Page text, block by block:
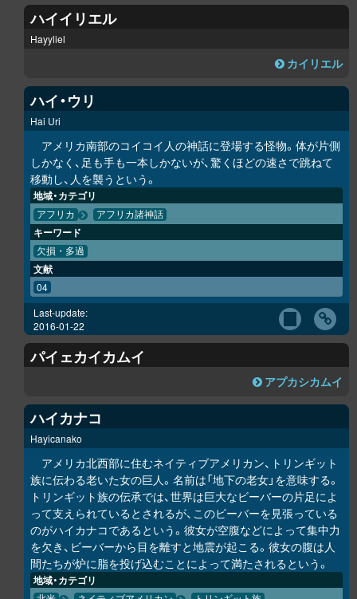
ハイイリエル
Hayyliel
カイリエル
ハイ・ウリ
Hai Uri
アメリカ南部のコイコイ人の神話に登場する怪物。体が片側
しかなく、足も手も一本しかないが、驚くほどの速さで跳ねて
移動し、人を襲うという。
地域・カテゴリ
アフリカ アフリカ諸神話
キーワード
欠損・多過
文献
04
Last-update:
2016-01-22
パイェカイカムイ
アプカシカムイ
ハイカナコ
Hayicanako
アメリカ北西部に住むネイティブアメリカン、トリンギット
族に伝わる老いた女の巨人。名前は「地下の老女」を意味する。
トリンギット族の伝承では、世界は巨大なビーバーの片足によ
って支えられているとされるが、このビーバーを見張っている
のがハイカナコであるという。彼女が空腹などによって集中力
を欠き、ビーバーから目を離すと地震が起こる。彼女の腹は人
間たちが炉に脂を投げ込むことによって満たされるという。
地域・カテゴリ